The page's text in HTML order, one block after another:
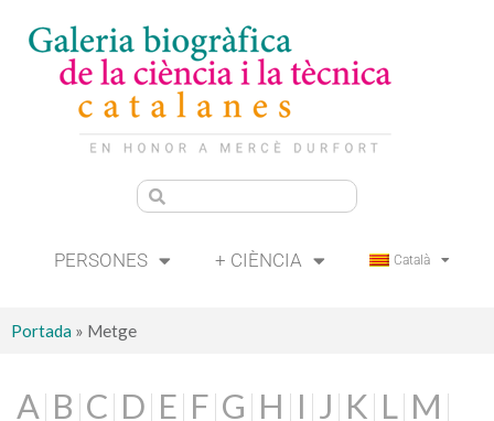
PERSONES + CIÈNCIA Català
Portada » Metge
A B C D E F G H I J K L M